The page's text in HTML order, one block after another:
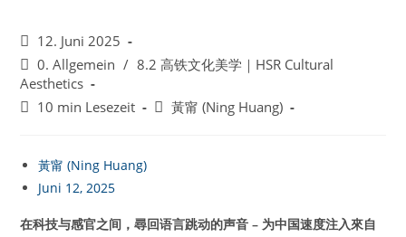
Beitrag
veröffentlicht:
12. Juni 2025
Beitrags-
Kategorie:
0. Allgemein / 8.2 高铁文化美学｜HSR Cultural
Aesthetics
Lesedauer:
10 min Lesezeit
Beitrags-
黃甯 (Ning Huang)
黃甯 (Ning Huang)
Juni 12, 2025
在科技与感官之间，尋回语言跳动的声音 – 为中国速度注入來自